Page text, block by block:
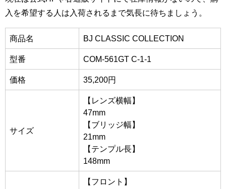
入を希望する人は入荷されるまで気長に待ちましょう。
商品名 BJ CLASSIC COLLECTION
型番 COM-561GT C-1-1
価格 35,200円
サイズ
【レンズ横幅】
47mm
【ブリッジ幅】
21mm
【テンプル長】
148mm
【フロント】